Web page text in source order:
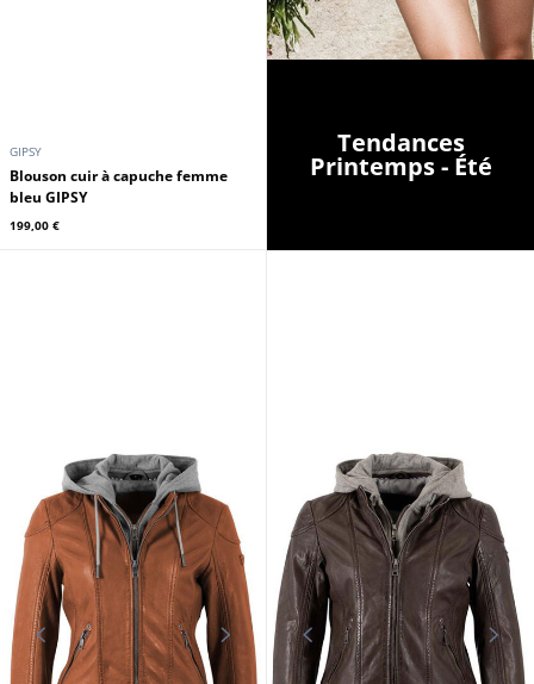
GIPSY
Blouson cuir à capuche femme
bleu GIPSY
199,00 €
Tendances
Printemps - Été